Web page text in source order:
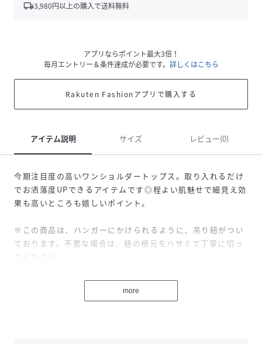
local_shipping3,980円以上の購入で送料無料
アプリならポイント最大3倍！
毎月エントリー＆条件達成が必要です。 詳しくはこちら
Rakuten Fashionアプリで購入する
アイテム説明 サイズ レビュー(0)
今期注目度の高いワンショルダートップス。取り入れるだけ
でお洒落度UPできるアイテムです◎程よい肌魅せで細見え効
果も高いところも嬉しいポイント。
※この商品は、ハンガーにかけられるように、吊り紐がつい
ております。不要な場合は、紐の根元をハサミで丁寧に切っ
てください。
※商品画像は、光の当たり具合やパソコンなどの閲覧環境に
より、実際の色味と異なって見える場合がございます。予め
more